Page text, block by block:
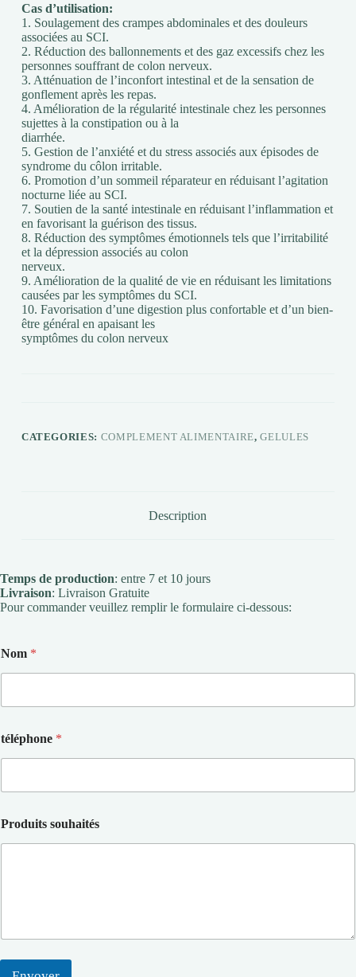
Cas d’utilisation:
1. Soulagement des crampes abdominales et des douleurs
associées au SCI.
2. Réduction des ballonnements et des gaz excessifs chez les
personnes souffrant de colon nerveux.
3. Atténuation de l’inconfort intestinal et de la sensation de
gonflement après les repas.
4. Amélioration de la régularité intestinale chez les personnes
sujettes à la constipation ou à la
diarrhée.
5. Gestion de l’anxiété et du stress associés aux épisodes de
syndrome du côlon irritable.
6. Promotion d’un sommeil réparateur en réduisant l’agitation
nocturne liée au SCI.
7. Soutien de la santé intestinale en réduisant l’inflammation et
en favorisant la guérison des tissus.
8. Réduction des symptômes émotionnels tels que l’irritabilité
et la dépression associés au colon
nerveux.
9. Amélioration de la qualité de vie en réduisant les limitations
causées par les symptômes du SCI.
10. Favorisation d’une digestion plus confortable et d’un bien-
être général en apaisant les
symptômes du colon nerveux
CATEGORIES: COMPLEMENT ALIMENTAIRE,GELULES
Description
Temps de production: entre 7 et 10 jours
Livraison: Livraison Gratuite
Pour commander veuillez remplir le formulaire ci-dessous:
Nom *
téléphone *
Produits souhaités